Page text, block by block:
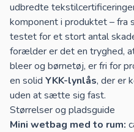
udbredte
komponent i produktet – fra
testet for et stort antal
forælder er det en tryghed,
bleer og børnetøj, er fri for
en solid YKK-lynlås, der er
uden at sætte sig fast.
Størrelser og pladsguide
Mini wetbag med to rum: